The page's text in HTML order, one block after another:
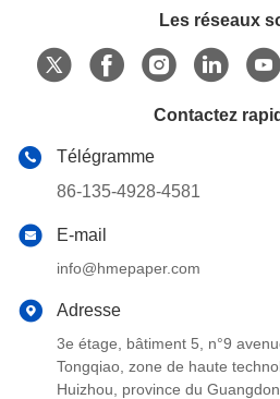
Les réseaux
Contactez
Télégramme
86-135-4928-4581
E-mail
info@hmepaper.com
Adresse
3e étage, bâtiment 5, n°9
Tongqiao, zone de haute
Huizhou, province du